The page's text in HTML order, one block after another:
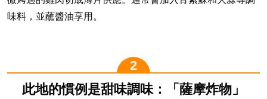
味料，並蘸醬油享用。
此地的慣例是甜味調味：「薩摩炸物」